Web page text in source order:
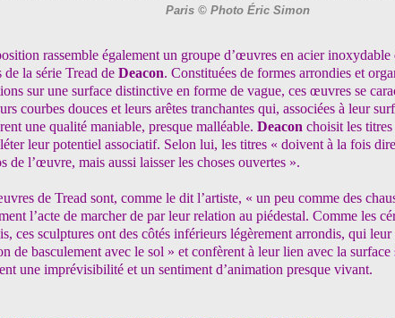
Paris © Photo Éric Simon
rassemble également un groupe d’œuvres en acier inoxydable
de la série Tread de Deacon. Constituées de formes arrondies et
sur une surface distinctive en forme de vague, ces œuvres se
courbes douces et leurs arêtes tranchantes qui, associées à leur
une qualité maniable, presque malléable. Deacon choisit les
leur potentiel associatif. Selon lui, les titres « doivent à la fois
de l’œuvre, mais aussi laisser les choses ouvertes ».
de Tread sont, comme le dit l’artiste, « un peu comme des
l’acte de marcher de par leur relation au piédestal. Comme les
ces sculptures ont des côtés inférieurs légèrement arrondis, qui
de basculement avec le sol » et confèrent à leur lien avec la surface
une imprévisibilité et un sentiment d’animation presque vivant.